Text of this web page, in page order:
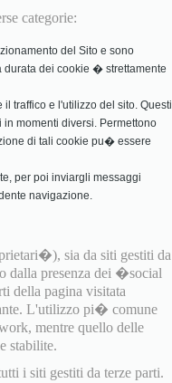
categorie:
del Sito e sono
durata dei cookie � strettamente
traffico e l'utilizzo del sito. Questi
momenti diversi. Permettono
di tali cookie pu� essere
per poi inviargli messaggi
navigazione.
sia da siti gestiti da
dalla presenza dei �social
della pagina visitata
L'utilizzo pi� comune
mentre quello delle
stabilite.
i siti gestiti da terze parti.